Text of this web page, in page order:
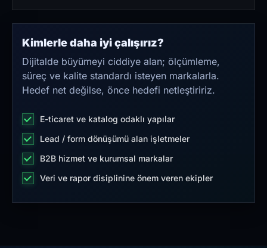
Kimlerle daha iyi çalışırız?
Dijitalde büyümeyi ciddiye alan; ölçümleme,
süreç ve kalite standardı isteyen markalarla.
Hedef net değilse, önce hedefi netleştiririz.
E-ticaret ve katalog odaklı yapılar
Lead / form dönüşümü alan işletmeler
B2B hizmet ve kurumsal markalar
Veri ve rapor disiplinine önem veren ekipler